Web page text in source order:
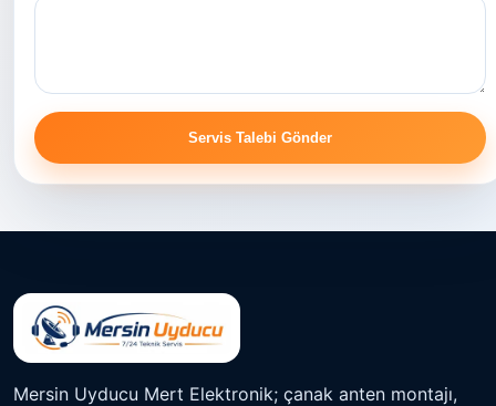
Servis Talebi Gönder
Mersin Uyducu Mert Elektronik; çanak anten montajı,